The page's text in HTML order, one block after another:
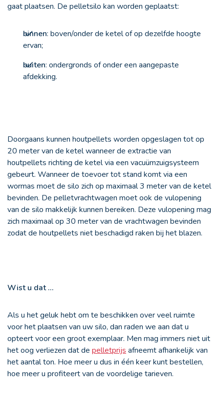
gaat plaatsen. De pelletsilo kan worden geplaatst:
binnen: boven/onder de ketel of op dezelfde hoogte
ervan;
buiten: ondergronds of onder een aangepaste
afdekking.
Doorgaans kunnen houtpellets worden opgeslagen tot op
20 meter van de ketel wanneer de extractie van
houtpellets richting de ketel via een vacuümzuigsysteem
gebeurt. Wanneer de toevoer tot stand komt via een
wormas moet de silo zich op maximaal 3 meter van de ketel
bevinden. De pelletvrachtwagen moet ook de vulopening
van de silo makkelijk kunnen bereiken. Deze vulopening mag
zich maximaal op 30 meter van de vrachtwagen bevinden
zodat de houtpellets niet beschadigd raken bij het blazen.
Wist u dat ...
Als u het geluk hebt om te beschikken over veel ruimte
voor het plaatsen van uw silo, dan raden we aan dat u
opteert voor een groot exemplaar. Men mag immers niet uit
het oog verliezen dat de pelletprijs afneemt afhankelijk van
het aantal ton. Hoe meer u dus in één keer kunt bestellen,
hoe meer u profiteert van de voordelige tarieven.